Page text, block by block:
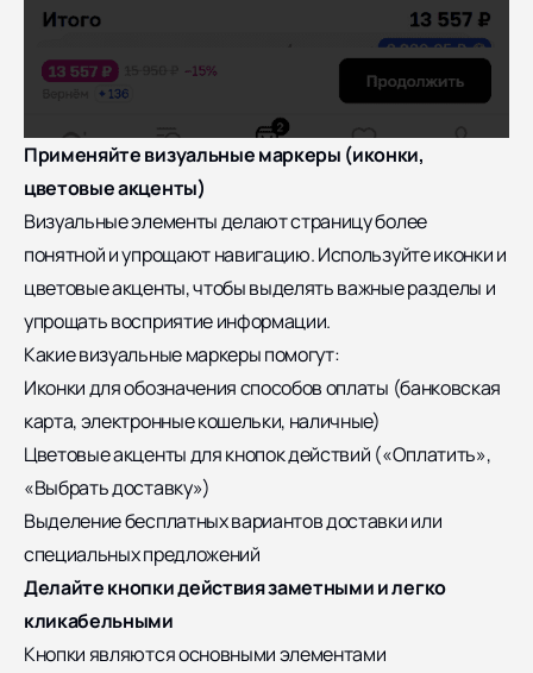
Применяйте визуальные маркеры (иконки,
цветовые акценты)
Визуальные элементы делают страницу более
понятной и упрощают навигацию. Используйте иконки и
цветовые акценты, чтобы выделять важные разделы и
упрощать восприятие информации.
Какие визуальные маркеры помогут:
Иконки для обозначения способов оплаты (банковская
карта, электронные кошельки, наличные)
Цветовые акценты для кнопок действий («Оплатить»,
«Выбрать доставку»)
Выделение бесплатных вариантов доставки или
специальных предложений
Делайте кнопки действия заметными и легко
кликабельными
Кнопки являются основными элементами